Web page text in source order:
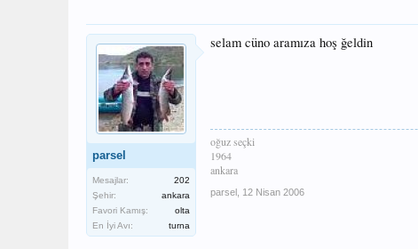
parsel
Mesajlar:
202
Şehir:
ankara
Favori Kamış:
olta
En İyi Avı:
turna
selam cüno aramıza hoş ğeldin
oğuz seçki
1964
ankara
parsel 12 Nisan 2006